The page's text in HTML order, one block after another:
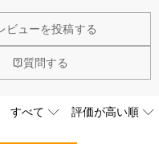
）、お部屋の照明等によりイメ
ざいます。
ビューを投稿する
質問する